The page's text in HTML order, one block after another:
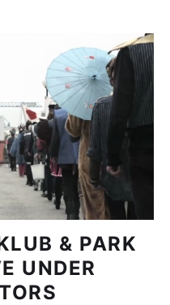
& PARK
UNDER